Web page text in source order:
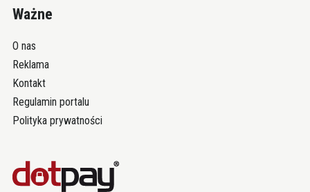
Ważne
O nas
Reklama
Kontakt
Regulamin portalu
Polityka prywatności